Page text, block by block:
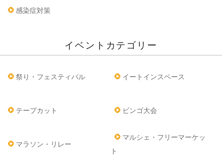
感染症対策
イベントカテゴリー
祭り・フェスティバル イートインスペース
テープカット ビンゴ大会
マラソン・リレー
マルシェ・フリーマーケッ
ト